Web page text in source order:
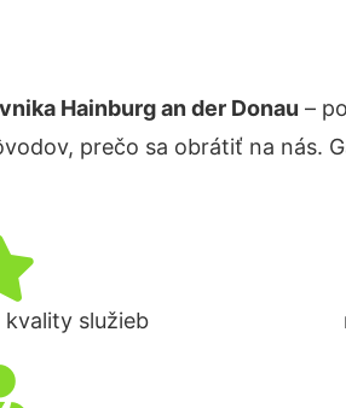
Hainburg an der Donau –
prečo sa obrátiť na nás.
služieb